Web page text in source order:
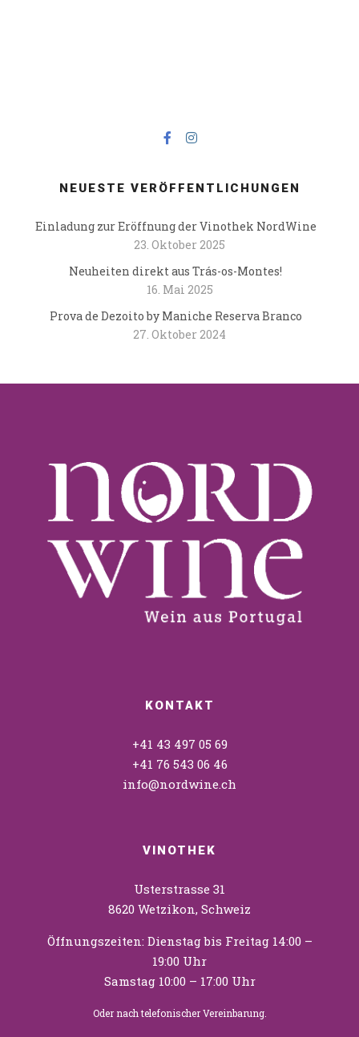
NEUESTE VERÖFFENTLICHUNGEN
Einladung zur Eröffnung der Vinothek NordWine
23. Oktober 2025
Neuheiten direkt aus Trás-os-Montes!
16. Mai 2025
Prova de Dezoito by Maniche Reserva Branco
27. Oktober 2024
KONTAKT
+41 43 497 05 69
+41 76 543 06 46
info@nordwine.ch
VINOTHEK
Usterstrasse 31
8620 Wetzikon, Schweiz
Öffnungszeiten: Dienstag bis Freitag 14:00 –
19:00 Uhr
Samstag 10:00 – 17:00 Uhr
Oder nach telefonischer Vereinbarung.